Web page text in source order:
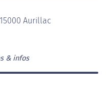
Aurillac
& infos